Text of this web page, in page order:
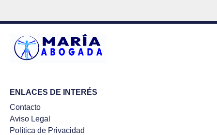
ENLACES DE INTERÉS
Contacto
Aviso Legal
Política de Privacidad